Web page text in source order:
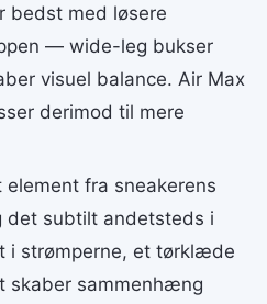
bedst med løsere
— wide-leg bukser
visuel balance. Air Max
derimod til mere
fra sneakerens
det subtilt andetsteds i
i strømperne, et tørklæde
skaber sammenhæng